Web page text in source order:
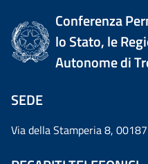
Conferenza
lo Stato, le
Autonome di
SEDE
Via della Stamperia 8,